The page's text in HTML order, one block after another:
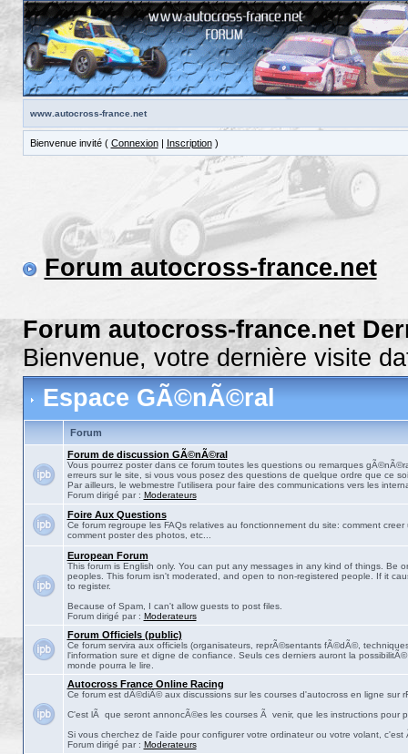
www.autocross-france.net
Bienvenue invité ( Connexion| Inscription)
Forum autocross-france.net
Forum autocross-france.net
Bienvenue, votre dernière visite
Espace GÃ©nÃ©ral
Forum
Forum de discussion GÃ©nÃ©ral
Vous pourrez poster dans ce forum toutes les questions ou remarques
erreurs sur le site, si vous vous posez des questions de quelque ordre que ce
Par ailleurs, le webmestre l'utilisera pour faire des communications vers les
Forum dirigé par : Moderateurs
Foire Aux Questions
Ce forum regroupe les FAQs relatives au fonctionnement du site: comment creer
comment poster des photos, etc...
European Forum
This forum is English only. You can put any messages in any kind of things. Be
peoples. This forum isn't moderated, and open to non-registered people. If it
to register.
Because of Spam, I can't allow guests to post files.
Forum dirigé par : Moderateurs
Forum Officiels (public)
Ce forum servira aux officiels (organisateurs, reprÃ©sentants fÃ©dÃ©,
l'information sure et digne de confiance. Seuls ces derniers auront la
monde pourra le lire.
Autocross France Online Racing
Ce forum est dÃ©diÃ© aux discussions sur les courses d'autocross en ligne sur
C'est lÃ que seront annoncÃ©es les courses Ã venir, que les instructions pour
Si vous cherchez de l'aide pour configurer votre ordinateur ou votre volant, c'est
Forum dirigé par : Moderateurs